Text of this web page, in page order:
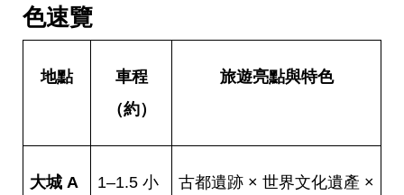
色速覽
地點
車程
（約）
旅遊亮點與特色
大城 A
1–1.5 小
古都遺跡 × 世界文化遺產 ×